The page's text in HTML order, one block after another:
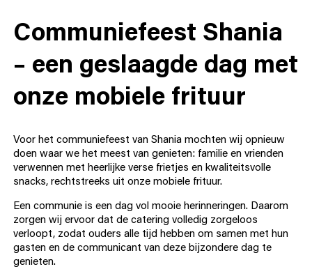
Communiefeest Shania
– een geslaagde dag met
onze mobiele frituur
Voor het communiefeest van Shania mochten wij opnieuw
doen waar we het meest van genieten: familie en vrienden
verwennen met heerlijke verse frietjes en kwaliteitsvolle
snacks, rechtstreeks uit onze mobiele frituur.
Een communie is een dag vol mooie herinneringen. Daarom
zorgen wij ervoor dat de catering volledig zorgeloos
verloopt, zodat ouders alle tijd hebben om samen met hun
gasten en de communicant van deze bijzondere dag te
genieten.